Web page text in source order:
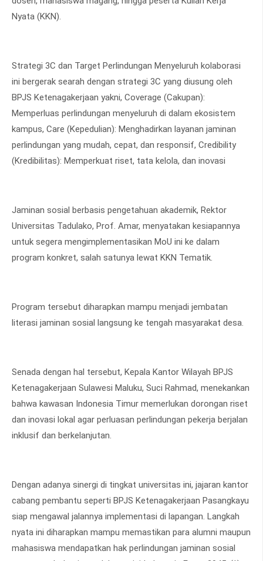
Nyata (KKN).
Strategi 3C dan Target Perlindungan Menyeluruh kolaborasi
ini bergerak searah dengan strategi 3C yang diusung oleh
BPJS Ketenagakerjaan yakni, Coverage (Cakupan):
Memperluas perlindungan menyeluruh di dalam ekosistem
kampus, Care (Kepedulian): Menghadirkan layanan jaminan
perlindungan yang mudah, cepat, dan responsif, Credibility
(Kredibilitas): Memperkuat riset, tata kelola, dan inovasi
Jaminan sosial berbasis pengetahuan akademik, Rektor
Universitas Tadulako, Prof. Amar, menyatakan kesiapannya
untuk segera mengimplementasikan MoU ini ke dalam
program konkret, salah satunya lewat KKN Tematik.
Program tersebut diharapkan mampu menjadi jembatan
literasi jaminan sosial langsung ke tengah masyarakat desa.
Senada dengan hal tersebut, Kepala Kantor Wilayah BPJS
Ketenagakerjaan Sulawesi Maluku, Suci Rahmad, menekankan
bahwa kawasan Indonesia Timur memerlukan dorongan riset
dan inovasi lokal agar perluasan perlindungan pekerja berjalan
inklusif dan berkelanjutan.
Dengan adanya sinergi di tingkat universitas ini, jajaran kantor
cabang pembantu seperti BPJS Ketenagakerjaan Pasangkayu
siap mengawal jalannya implementasi di lapangan. Langkah
nyata ini diharapkan mampu memastikan para alumni maupun
mahasiswa mendapatkan hak perlindungan jaminan sosial